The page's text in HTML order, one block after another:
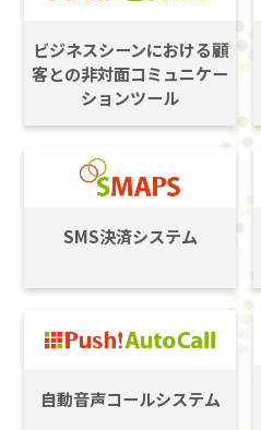
ビジネスシーンにおける顧
客との非対面コミュニケー
ションツール
SMS決済システム
自動音声コールシステム